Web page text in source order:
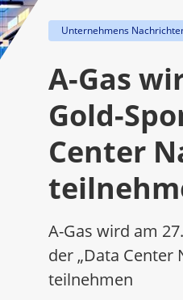
Unternehmens
A-Gas
Gold-
Center
A-Gas wird am
der „Data Center
teilnehmen